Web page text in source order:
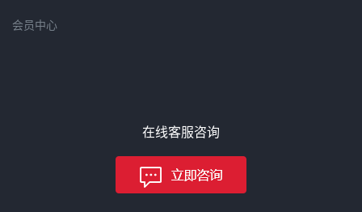
会员中心
在线客服咨询